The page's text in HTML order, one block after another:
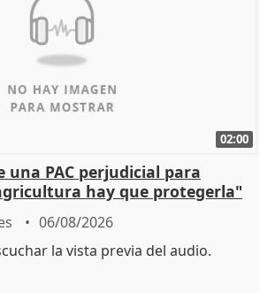
02:00
una PAC perjudicial para
hay que protegerla"
06/08/2026